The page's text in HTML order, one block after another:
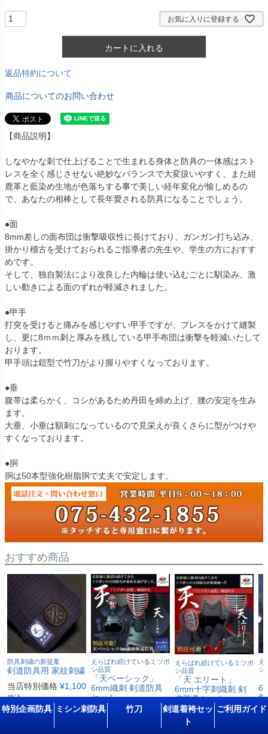
お気に入りに登録する
カートに入れる
返品特約について
商品についてのお問い合わせ
【商品説明】
しなやかな刺で仕上げることで生まれる身体と防具の一体感はスト
レスを全く感じさせない絶妙なバランスで大変扱いやすく、また紺
鹿革と藍染め生地が色落ちする事で美しい経年変化が愉しめるの
で、あなたの相棒として長年愛される防具になることでしょう。
●面
8mm差しの面布団は衝撃吸収性に長けており、ガンガン打ち込み、
掛かり稽古を受けておられるご指導者の先生や、学生の方におすす
めです。
そして、独自製法により改良した内輪は使い込むごとに馴染み、激
しい動きによる面のずれが軽減されました。
●甲手
打突を受けると痛みを感じやすい甲手ですが、プレスをかけて縫製
し、更に8ｍｍ刺と厚みを残している甲手布団は衝撃を軽減いたして
おります。
甲手頭は鎧型で竹刀がより握りやすくなっております。
●垂
腹帯は柔らかく、コシがあるため丹田を締め上げ、腰の安定を生み
ます。
大垂、小垂は額刺になっているので見栄えが良くさらに型がつけや
すくなっております。
●胴
胴は50本型強化樹脂胴で丈夫で安定します。
おすすめ商品
防具刺繍の新提案
剣道防具用 家紋刺繍
当店特別価格 ¥1,100
税込
えらばれ続けているミツボ
シ品質
「天ベーシック」
6mm織刺 剣道防具
セット
【ﾐｼﾝ刺･機械刺】
えらばれ続けているミツボ
シ品質
「天 エリート」
6mm十字刺織刺 剣
道防具セット
【ﾐｼﾝ刺･機械刺・十
字刺】
え
シ
特別企画防具 ミシン刺防具 竹刀
剣道着袴セッ
ト
ご利用ガイド